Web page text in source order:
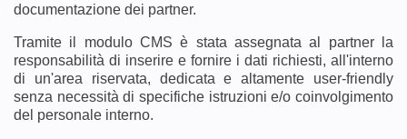
documentazione dei partner.
Tramite il modulo CMS è stata assegnata al partner la
responsabilità di inserire e fornire i dati richiesti, all'interno
di un'area riservata, dedicata e altamente user-friendly
senza necessità di specifiche istruzioni e/o coinvolgimento
del personale interno.